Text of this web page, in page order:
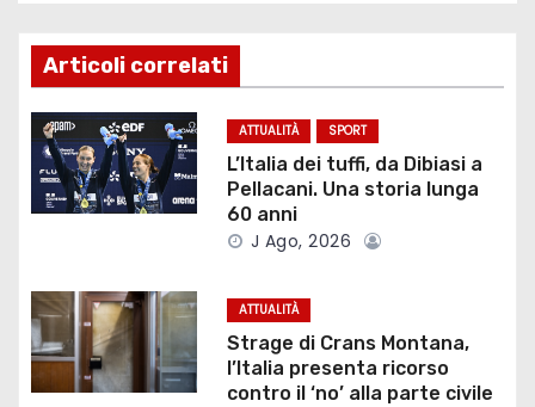
g
a
z
i
n
e
Articoli correlati
ATTUALITÀ SPORT
L’Italia dei tuffi, da Dibiasi a
Pellacani. Una storia lunga
60 anni
J Ago, 2026
ATTUALITÀ
Strage di Crans Montana,
l’Italia presenta ricorso
contro il ‘no’ alla parte civile